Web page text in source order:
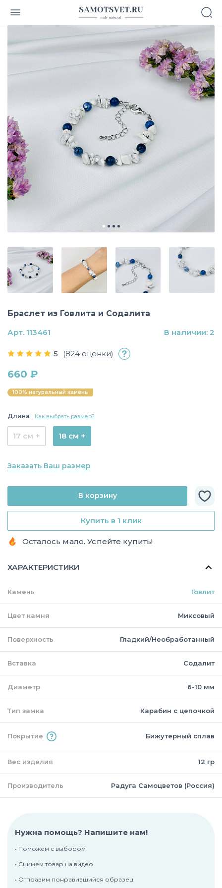
Браслет из Говлита и Содалита
5 (824 оценки)
660 ₽
100% натуральный камень
Длина Как выбрать размер?
17 см + 18 см +
Заказать Ваш размер
Купить в 1 клик
В корзину
Осталось мало. Успейте купить!
Арт. 113461 В наличии: 2
ХАРАКТЕРИСТИКИ
Камень Говлит
Цвет камня Миксовый
Поверхность Гладкий/Необработанный
Вставка Содалит
Диаметр 6-10 мм
Тип замка Карабин с цепочкой
Покрытие Бижутерный сплав
Вес изделия 12 гр
Производитель Радуга Самоцветов (Россия)
Нужна помощь? Напишите нам!
• Поможем с выбором
• Снимем товар на видео
• Отправим понравившийся образец